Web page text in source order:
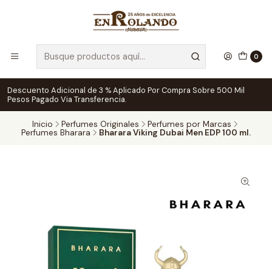
0
Descuento Adicional de 3 % Aplicado Por Compra Sobre 500 Mil
Pesos Pagado Via Transferencia.
Inicio Perfumes Originales
Perfumes por Marcas
Perfumes Bharara
Bharara Viking Dubai Men EDP 100 ml.